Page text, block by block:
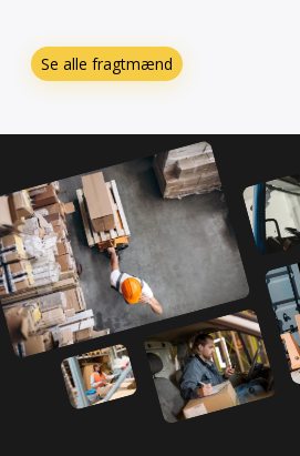
Se alle fragtmænd